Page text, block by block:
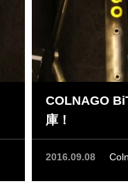
COLNAGO
庫！
2016.09.08